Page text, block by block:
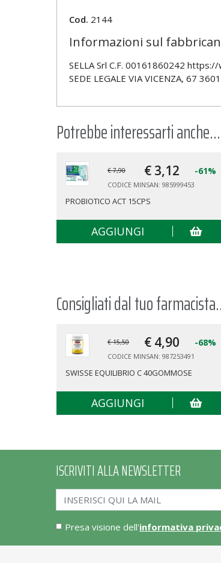
Cod. 2144
Informazioni sul
SELLA Srl C.F. 00161860242
SEDE LEGALE VIA VICENZA, 67
Potrebbe interessarti anche...
€ 7,90 € 3,12 -61%
CODICE MINSAN: 985999453
PROBIOTICO ACT 15CPS
AGGIUNGI
Consigliati dal tuo
€ 15,50 € 4,90 -68%
CODICE MINSAN: 987253491
SWISSE EQUILIBRIO C 40GOMMOSE
AGGIUNGI
ISCRIVITI ALLA NEWSLETTER
Presa visione dell'informativa